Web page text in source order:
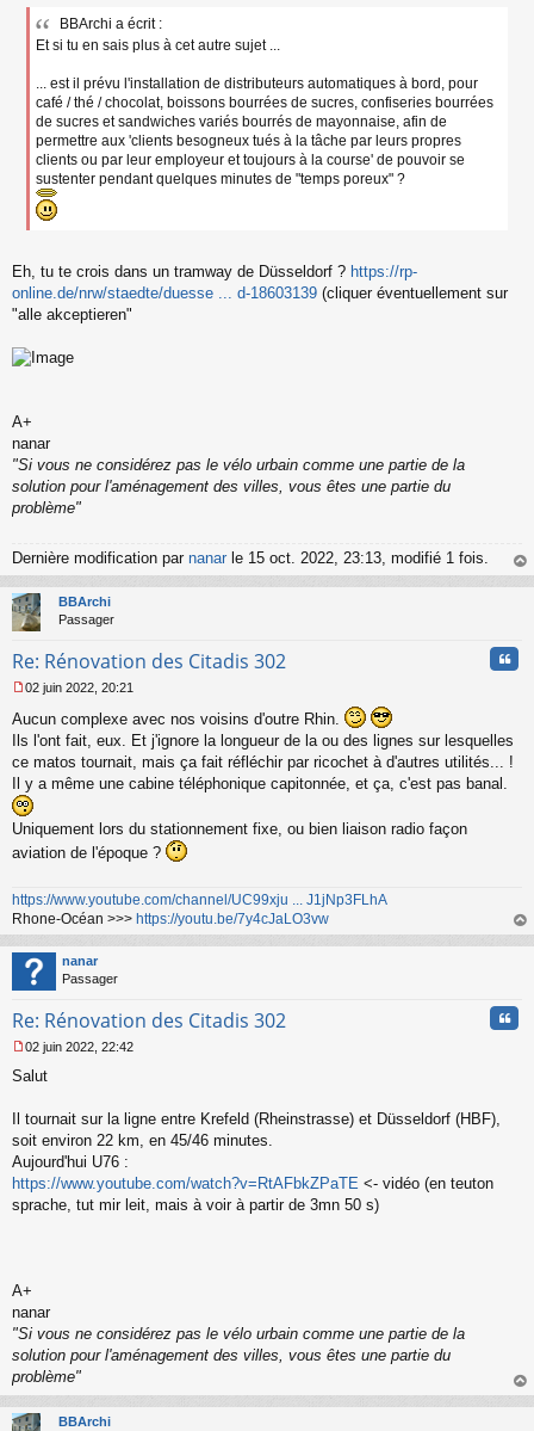
e
BBArchi a écrit :
Et si tu en sais plus à cet autre sujet ...
... est il prévu l'installation de distributeurs automatiques à bord, pour
café / thé / chocolat, boissons bourrées de sucres, confiseries bourrées
de sucres et sandwiches variés bourrés de mayonnaise, afin de
permettre aux 'clients besogneux tués à la tâche par leurs propres
clients ou par leur employeur et toujours à la course' de pouvoir se
sustenter pendant quelques minutes de "temps poreux" ?
Eh, tu te crois dans un tramway de Düsseldorf ? https://rp-
online.de/nrw/staedte/duesse ... d-18603139 (cliquer éventuellement sur
"alle akceptieren"
A+
nanar
"Si vous ne considérez pas le vélo urbain comme une partie de la
solution pour l'aménagement des villes, vous êtes une partie du
problème"
Dernière modification par nanar le 15 oct. 2022, 23:13, modifié 1 fois.
au
BBArchi
Passager
Re: Rénovation des Citadis 302
e
s
a
g
e
n
o
n
u
02 juin 2022, 20:21
Aucun complexe avec nos voisins d'outre Rhin.
Ils l'ont fait, eux. Et j'ignore la longueur de la ou des lignes sur lesquelles
ce matos tournait, mais ça fait réfléchir par ricochet à d'autres utilités... !
Il y a même une cabine téléphonique capitonnée, et ça, c'est pas banal.
Uniquement lors du stationnement fixe, ou bien liaison radio façon
aviation de l'époque ?
https://www.youtube.com/channel/UC99xju ... J1jNp3FLhA
Rhone-Océan >>> https://youtu.be/7y4cJaLO3vw
au
nanar
Passager
Re: Rénovation des Citadis 302
e
s
a
g
e
n
o
02 juin 2022, 22:42
Salut
Il tournait sur la ligne entre Krefeld (Rheinstrasse) et Düsseldorf (HBF),
soit environ 22 km, en 45/46 minutes.
Aujourd'hui U76 :
https://www.youtube.com/watch?v=RtAFbkZPaTE <- vidéo (en teuton
sprache, tut mir leit, mais à voir à partir de 3mn 50 s)
A+
nanar
"Si vous ne considérez pas le vélo urbain comme une partie de la
solution pour l'aménagement des villes, vous êtes une partie du
problème"
au
BBArchi